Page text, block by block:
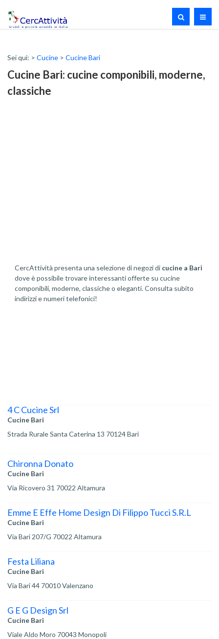
Sei qui: > Cucine > Cucine Bari
Cucine Bari: cucine componibili, moderne,
classiche
CercAttività presenta una selezione di negozi di cucine a Bari
dove è possibile trovare interessanti offerte su cucine
componibili, moderne, classiche o eleganti. Consulta subito
indirizzi e numeri telefonici!
4 C Cucine Srl
Cucine Bari
Strada Rurale Santa Caterina 13 70124 Bari
Chironna Donato
Cucine Bari
Via Ricovero 31 70022 Altamura
Emme E Effe Home Design Di Filippo Tucci S.R.L
Cucine Bari
Via Bari 207/G 70022 Altamura
Festa Liliana
Cucine Bari
Via Bari 44 70010 Valenzano
G E G Design Srl
Cucine Bari
Viale Aldo Moro 70043 Monopoli